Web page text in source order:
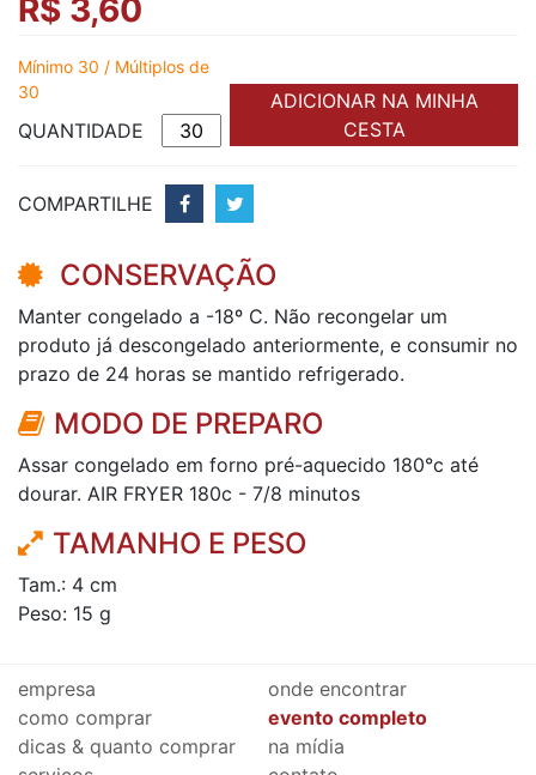
R$ 3,60
Mínimo 30 / Múltiplos de
30
QUANTIDADE
ADICIONAR NA MINHA
CESTA
COMPARTILHE
CONSERVAÇÃO
Manter congelado a -18º C. Não recongelar um
produto já descongelado anteriormente, e consumir no
prazo de 24 horas se mantido refrigerado.
MODO DE PREPARO
Assar congelado em forno pré-aquecido 180°c até
dourar. AIR FRYER 180c - 7/8 minutos
TAMANHO E PESO
Tam.: 4 cm
Peso: 15 g
empresa
onde encontrar
como comprar
evento completo
dicas & quanto comprar
na mídia